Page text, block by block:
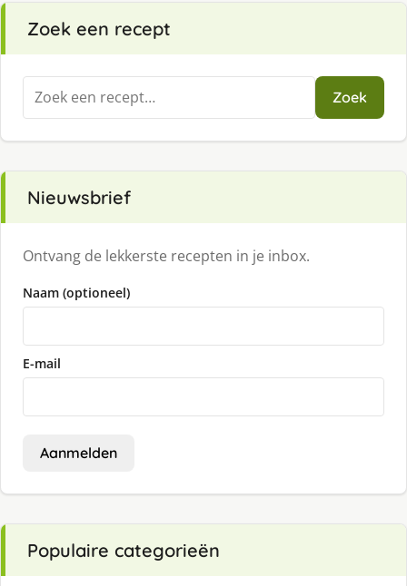
Zoek een recept
Zoeken
naar:
Zoek
Nieuwsbrief
Ontvang de lekkerste recepten in je inbox.
Naam (optioneel)
E-mail
Aanmelden
Populaire categorieën